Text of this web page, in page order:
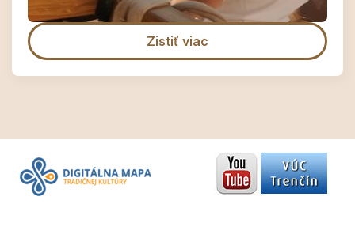
Zistiť viac